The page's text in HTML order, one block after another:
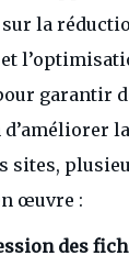
la
garantir
d’améliorer
sites,
œuvre :
des